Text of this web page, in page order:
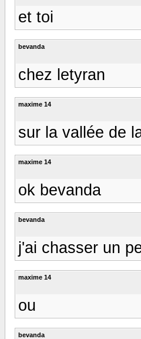
et toi
bevanda
chez letyran
maxime 14
sur la vallée de
maxime 14
ok bevanda
bevanda
j'ai chasser un
maxime 14
ou
bevanda